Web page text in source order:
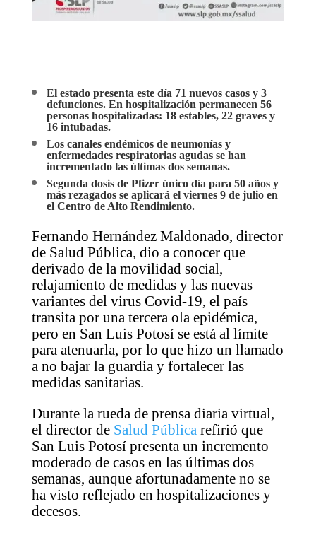
El estado presenta este día 71 nuevos casos y 3
defunciones. En hospitalización permanecen 56
personas hospitalizadas: 18 estables, 22 graves y
16 intubadas.
Los canales endémicos de neumonías y
enfermedades respiratorias agudas se han
incrementado las últimas dos semanas.
Segunda dosis de Pfizer único día para 50 años y
más rezagados se aplicará el viernes 9 de julio en
el Centro de Alto Rendimiento.
Fernando Hernández Maldonado, director
de Salud Pública, dio a conocer que
derivado de la movilidad social,
relajamiento de medidas y las nuevas
variantes del virus Covid-19, el país
transita por una tercera ola epidémica,
pero en San Luis Potosí se está al límite
para atenuarla, por lo que hizo un llamado
a no bajar la guardia y fortalecer las
medidas sanitarias.
Durante la rueda de prensa diaria virtual,
el director de Salud Públicarefirió que
San Luis Potosí presenta un incremento
moderado de casos en las últimas dos
semanas, aunque afortunadamente no se
ha visto reflejado en hospitalizaciones y
decesos.